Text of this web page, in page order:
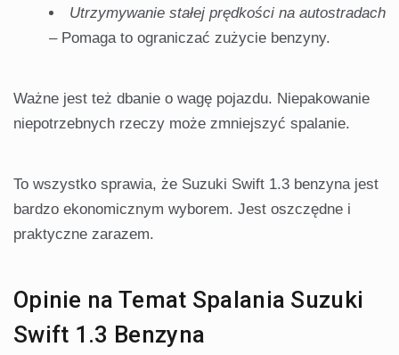
Utrzymywanie stałej prędkości na autostradach
– Pomaga to ograniczać zużycie benzyny.
Ważne jest też dbanie o wagę pojazdu. Niepakowanie
niepotrzebnych rzeczy może zmniejszyć spalanie.
To wszystko sprawia, że Suzuki Swift 1.3 benzyna jest
bardzo ekonomicznym wyborem. Jest oszczędne i
praktyczne zarazem.
Opinie na Temat Spalania Suzuki
Swift 1.3 Benzyna